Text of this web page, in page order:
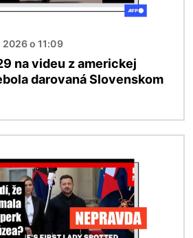
o 11:09
na videu z americkej
darovaná Slovenskom